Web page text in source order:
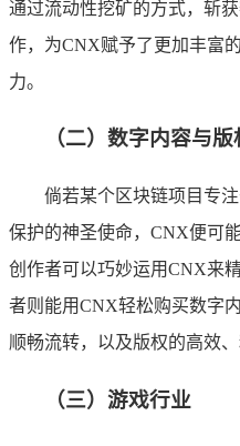
通过流动性挖矿的方式，斩
作，为CNX赋予了更加丰富
力。
（二）数字内容与
倘若某个区块链项目专
保护的神圣使命，CNX便可
创作者可以巧妙运用CNX来
者则能用CNX轻松购买数字
顺畅流转，以及版权的高效、
（三）游戏行业